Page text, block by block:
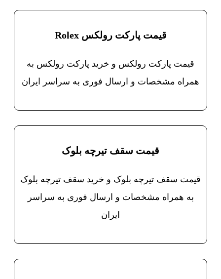
قیمت پارکت رولکس Rolex
قیمت پارکت رولکس و خرید پارکت رولکس به
همراه مشخصات و ارسال فوری به سراسر ایران
قیمت سقف تیرچه بلوک
قیمت سقف تیرچه بلوک و خرید سقف تیرچه بلوک
به همراه مشخصات و ارسال فوری به سراسر
ایران